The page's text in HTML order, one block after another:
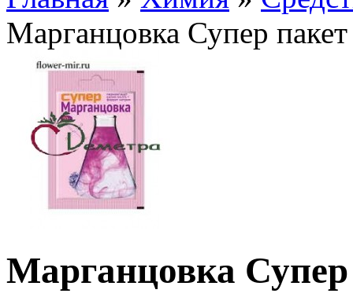
Марганцовка Супер
Марганцовка